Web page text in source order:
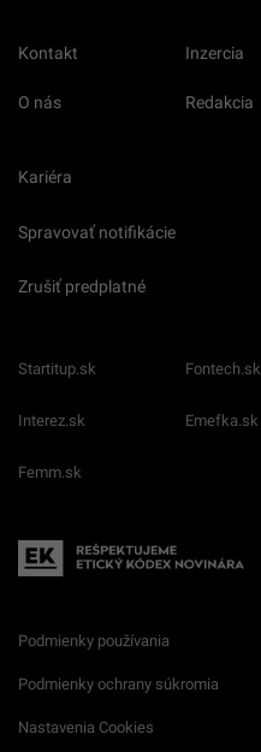
Kontakt Inzercia
O nás Redakcia
Kariéra
Spravovať notifikácie
Zrušiť predplatné
Startitup.sk Fontech.sk
Interez.sk Emefka.sk
Femm.sk
Podmienky používania
Podmienky ochrany súkromia
Nastavenia Cookies